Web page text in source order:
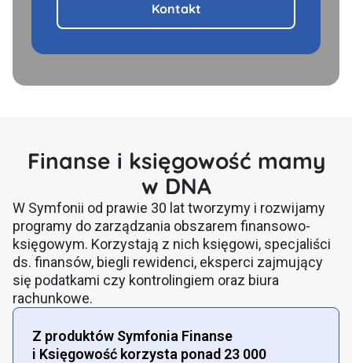
Kontakt
Finanse i księgowość mamy
w DNA
W Symfonii od prawie 30 lat tworzymy i rozwijamy
programy do zarządzania obszarem finansowo-
księgowym. Korzystają z nich księgowi, specjaliści
ds. finansów, biegli rewidenci, eksperci zajmujący
się podatkami czy kontrolingiem oraz biura
rachunkowe.
Z produktów Symfonia Finanse
i Księgowość korzysta ponad 23 000